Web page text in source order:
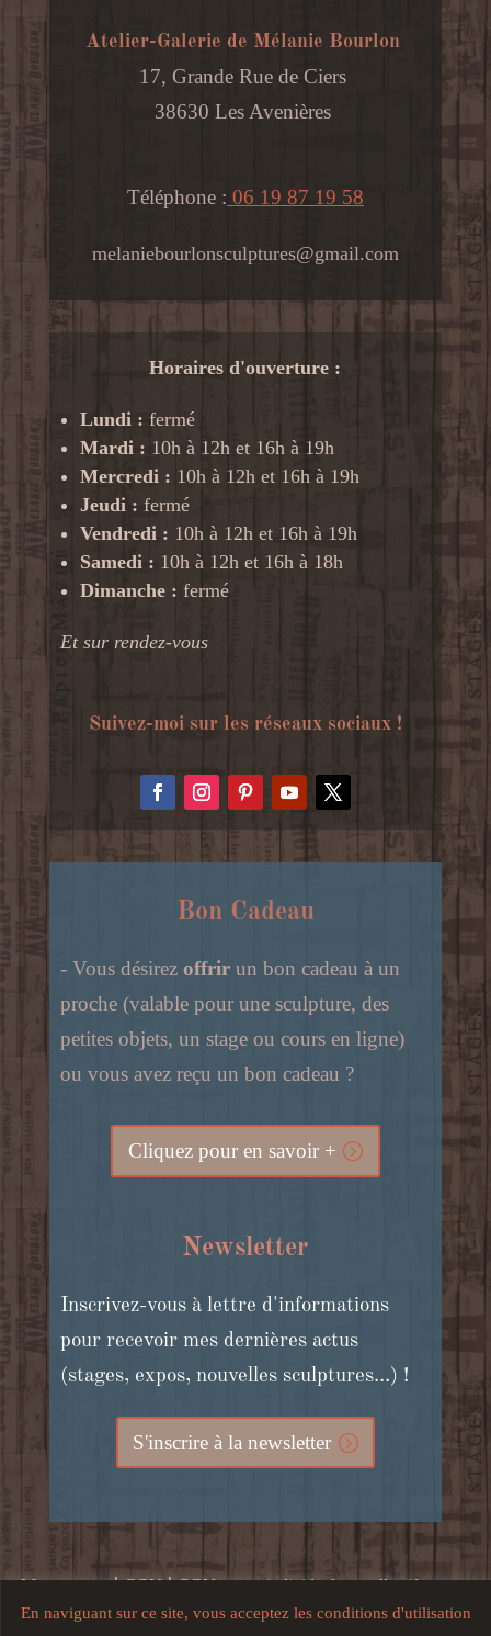
Atelier-Galerie de Mélanie Bourlon
17, Grande Rue de Ciers
38630 Les Avenières
Téléphone : 06 19 87 19 58
melaniebourlonsculptures@gmail.com
Horaires d'ouverture :
Lundi : fermé
Mardi : 10h à 12h et 16h à 19h
Mercredi : 10h à 12h et 16h à 19h
Jeudi : fermé
Vendredi : 10h à 12h et 16h à 19h
Samedi : 10h à 12h et 16h à 18h
Dimanche : fermé
Et sur rendez-vous
Suivez-moi sur les réseaux sociaux !
Bon Cadeau
- Vous désirez offrir un bon cadeau à un
proche (valable pour une sculpture, des
petites objets, un stage ou cours en ligne)
ou vous avez reçu un bon cadeau ?
Cliquez pour en savoir +
Newsletter
Inscrivez-vous à lettre d'informations
pour recevoir mes dernières actus
(stages, expos, nouvelles sculptures...) !
S'inscrire à la newsletter
Mon compte|CGV|CGV stages individuels et collectifs, cours
en ligne et bons cadeaux|Mentions légales, crédits, confidentialité
En naviguant sur ce site, vous acceptez les conditions d'utilisation